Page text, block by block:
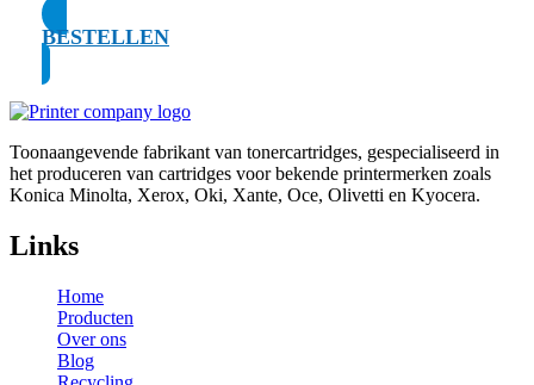
BESTELLEN
Toonaangevende fabrikant van tonercartridges, gespecialiseerd in
het produceren van cartridges voor bekende printermerken zoals
Konica Minolta, Xerox, Oki, Xante, Oce, Olivetti en Kyocera.
Links
Home
Producten
Over ons
Blog